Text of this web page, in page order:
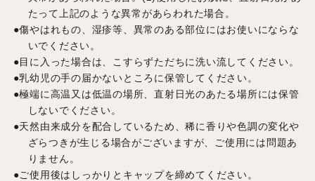
たって上記のような異常があらわれた場合。
●傷やはれもの、湿疹等、異常のある部位にはお使いにならな
いでください。
●目に入った場合は、こすらずただちに洗い流してください。
●乳幼児の手の届かないところに保管してください。
●極端に高温又は低温の場所、直射日光のあたる場所には保管
しないでください。
●天然由来成分を配合しているため、稀に香りや色調の変化や
ざらつきが生じる場合がございますが、ご使用には問題あ
りません。
●ご使用後はしっかりとキャップを締めてください。